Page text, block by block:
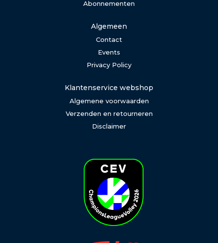
Abonnementen
Algemeen
Contact
Events
Privacy Policy
Klantenservice webshop
Algemene voorwaarden
Verzenden en retourneren
Disclaimer